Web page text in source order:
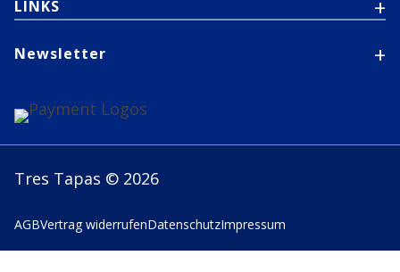
LINKS
Newsletter
Tres Tapas © 2026
AGBVertrag widerrufenDatenschutzImpressum